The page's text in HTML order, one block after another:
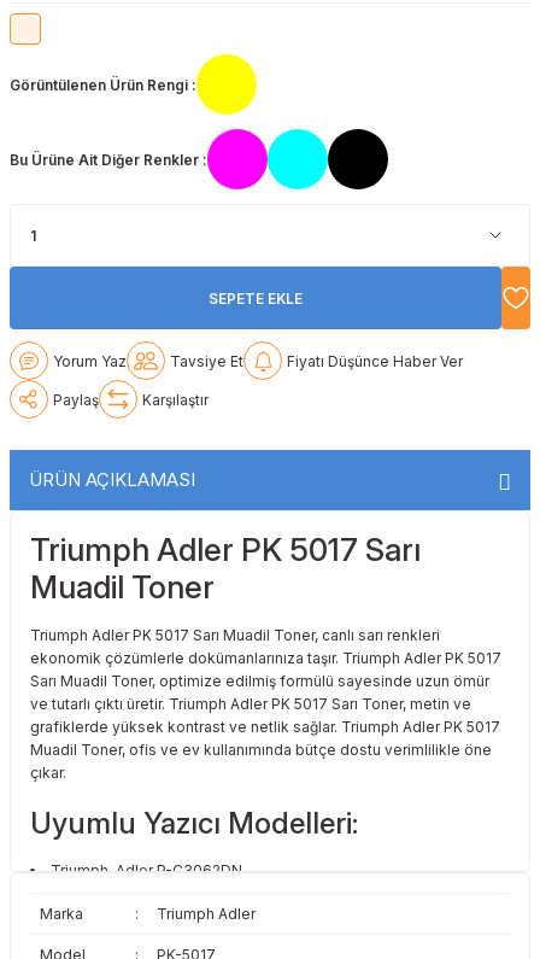
Olivetti
Pantum
Toshiba
Utax
Xerox
Olivetti
Pantum
Triumph Adler
Xerox
Panasonic
Samsung
Görüntülenen Ürün Rengi :
Bu Ürüne Ait Diğer Renkler :
SEPETE EKLE
Yorum Yaz Tavsiye Et Fiyatı Düşünce Haber Ver
Paylaş Karşılaştır
ÜRÜN AÇIKLAMASI
Triumph Adler PK 5017 Sarı
Muadil Toner
Triumph Adler PK 5017 Sarı Muadil Toner, canlı sarı renkleri
ekonomik çözümlerle dokümanlarınıza taşır. Triumph Adler PK 5017
Sarı Muadil Toner, optimize edilmiş formülü sayesinde uzun ömür
ve tutarlı çıktı üretir. Triumph Adler PK 5017 Sarı Toner, metin ve
grafiklerde yüksek kontrast ve netlik sağlar. Triumph Adler PK 5017
Muadil Toner, ofis ve ev kullanımında bütçe dostu verimlilikle öne
çıkar.
Uyumlu Yazıcı Modelleri:
Triumph-Adler P-C3062DN
Triumph-Adler P-C3066i MFP
Marka : Triumph Adler
Model : PK-5017